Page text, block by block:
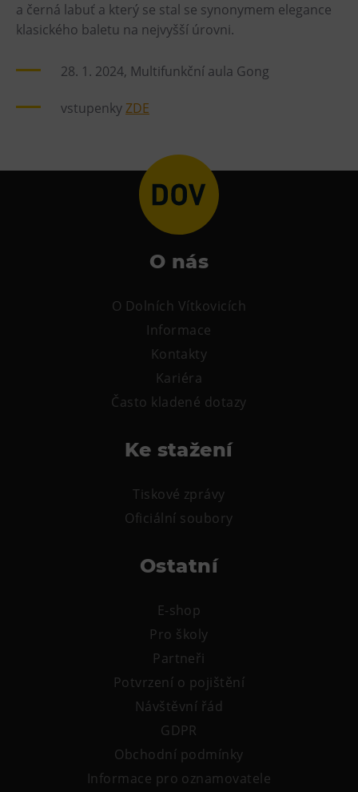
Občerstvení
L’Osteria
CØKAFE Dolní Vítkovice
a černá labuť a který se stal se synonymem elegance
klasického baletu na nejvyšší úrovni.
28. 1. 2024, Multifunkční aula Gong
vstupenkyZDE
O nás
O Dolních Vítkovicích
Informace
Kontakty
Kariéra
Často kladené dotazy
Ke stažení
Tiskové zprávy
Oficiální soubory
Ostatní
E-shop
Pro školy
Partneři
Potvrzení o pojištění
Návštěvní řád
GDPR
Obchodní podmínky
Informace pro oznamovatele